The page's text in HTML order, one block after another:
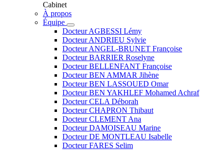
Cabinet
À propos
Équipe
Docteur AGBESSI Lémy
Docteur ANDRIEU Sylvie
Docteur ANGEL-BRUNET Françoise
Docteur BARRIER Roselyne
Docteur BELLENFANT Françoise
Docteur BEN AMMAR Jihène
Docteur BEN LASSOUED Omar
Docteur BEN YAKHLEF Mohamed Achraf
Docteur CELA Déborah
Docteur CHAPRON Thibaut
Docteur CLEMENT Ana
Docteur DAMOISEAU Marine
Docteur DE MONTLEAU Isabelle
Docteur FARES Selim